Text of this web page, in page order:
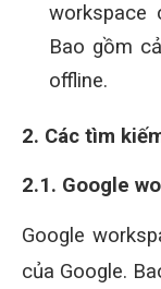
workspace
Bao gồm
offline.
2. Các tìm
2.1. Google
Google
của Google.